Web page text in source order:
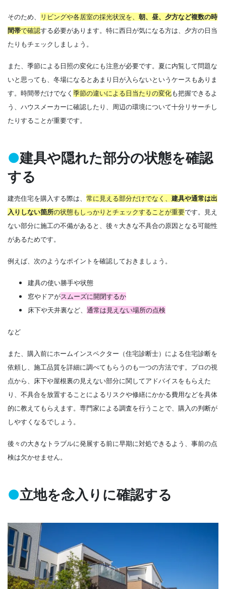
そのため、 リビングや各居室の採光状況を、 朝、昼、夕方など複数の時
間帯で確認する必要があります。特に西日が気になる方は、夕方の日当
たりもチェックしましょう。
また、季節による日照の変化にも注意が必要です。夏に内覧して問題な
いと思っても、冬場になるとあまり日が入らないというケースもありま
す。時間帯だけでなく 季節の違いによる日当たりの変化も把握できるよ
う、ハウスメーカーに確認したり、周辺の環境について十分リサーチし
たりすることが重要です。
●建具や隠れた部分の状態を確認
する
建売住宅を購入する際は、 常に見える部分だけでなく、 建具や通常は出
入りしない箇所の状態もしっかりとチェックする ことが重要です。見え
ない部分に施工の不備があると、後々大きな不具合の原因となる可能性
があるためです。
例えば、次のようなポイントを確認しておきましょう。
建具の使い勝手や状態
窓やドアがスムーズに開閉するか
床下や天井裏など、 通常は見えない場所の点検
など
また、購入前にホームインスペクター（住宅診断士）による住宅診断を
依頼し、施工品質を詳細に調べてもらうのも一つの方法です。プロの視
点から、床下や屋根裏の見えない部分に関してアドバイスをもらえた
り、不具合を放置することによるリスクや修繕にかかる費用などを具体
的に教えてもらえます。専門家による調査を行うことで、購入の判断が
しやすくなるでしょう。
後々の大きなトラブルに発展する前に早期に対処できるよう、事前の点
検は欠かせません。
●立地を念入りに確認する